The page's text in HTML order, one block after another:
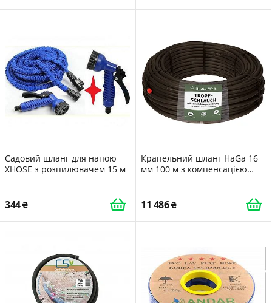
Садовий шланг для напою
XHOSE з розпилювачем 15 м
344
Крапельний шланг HaGa 16
мм 100 м з компенсацією
11 486